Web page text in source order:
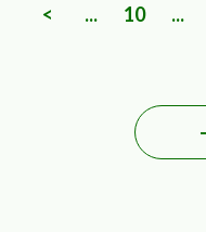
< ... 10 ...